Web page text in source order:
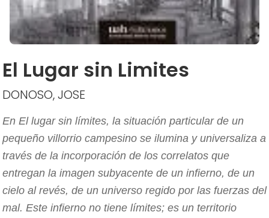
El Lugar sin Limites
DONOSO, JOSE
En El lugar sin límites, la situación particular de un
pequeño villorrio campesino se ilumina y universaliza a
través de la incorporación de los correlatos que
entregan la imagen subyacente de un infierno, de un
cielo al revés, de un universo regido por las fuerzas del
mal. Este infierno no tiene límites; es un territorio